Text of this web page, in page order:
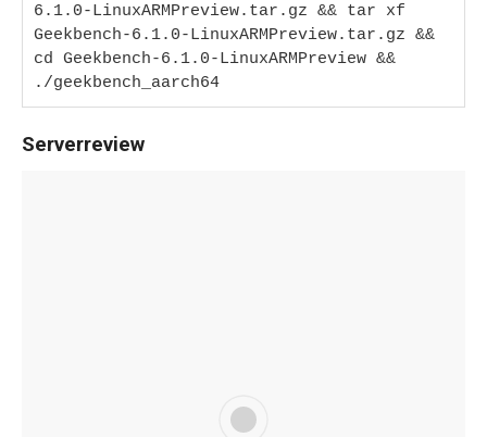
6.1.0-LinuxARMPreview.tar.gz && tar xf
Geekbench-6.1.0-LinuxARMPreview.tar.gz &&
cd Geekbench-6.1.0-LinuxARMPreview &&
./geekbench_aarch64
Serverreview